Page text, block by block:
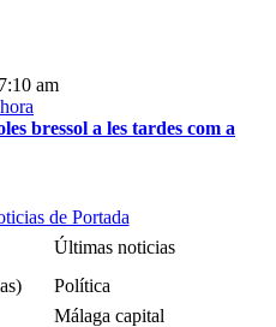
am
bressol a les tardes com a
de Portada
Últimas noticias
Política
Málaga capital